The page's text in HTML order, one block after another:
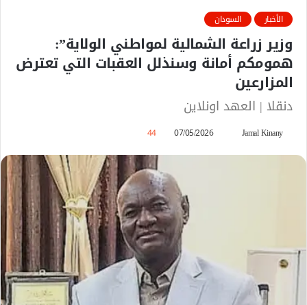
الأخبار السودان
​وزير زراعة الشمالية لمواطني الولاية”:
همومكم أمانة وسنذلل العقبات التي تعترض
المزارعين
دنقلا | العهد اونلاين
Jamal Kinany
07/05/2026
44